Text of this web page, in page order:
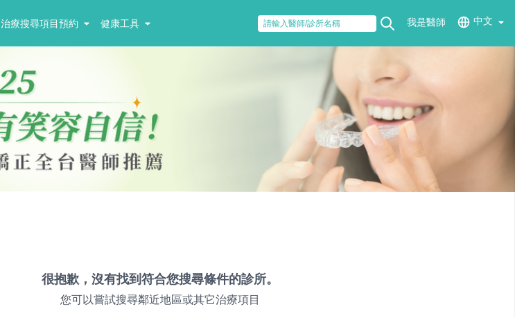
治療搜尋項目預約 健康工具 我是醫師 中文
很抱歉，沒有找到符合您搜尋條件的診所。
您可以嘗試搜尋鄰近地區或其它治療項目